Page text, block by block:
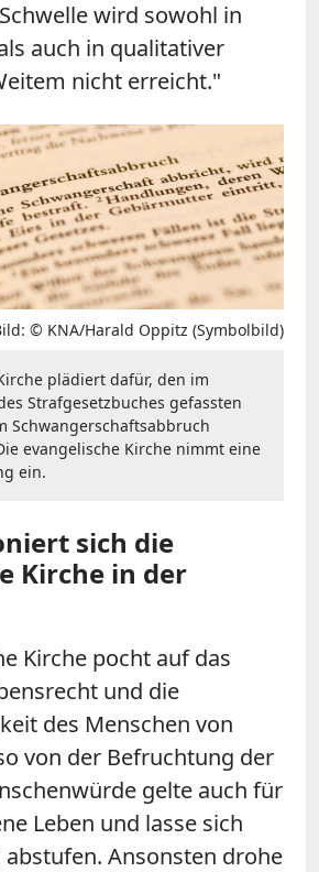
wird sowohl in
auch in qualitativer
nicht erreicht."
© KNA/Harald Oppitz (Symbolbild)
plädiert dafür, den im
Strafgesetzbuches gefassten
Schwangerschaftsabbruch
evangelische Kirche nimmt eine
ein.
sich die
Kirche in der
Kirche pocht auf das
und die
des Menschen von
von der Befruchtung der
gelte auch für
Leben und lasse sich
Ansonsten drohe